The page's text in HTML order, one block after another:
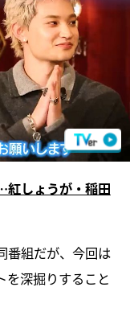
紅しょうが・稲田
番組だが、今回は
を深掘りすること